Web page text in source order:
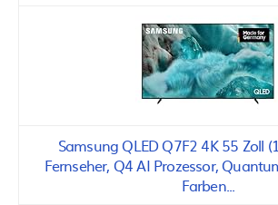
Samsung QLED Q7F2 4K 55 Zoll
Fernseher, Q4 AI Prozessor,
Farben...